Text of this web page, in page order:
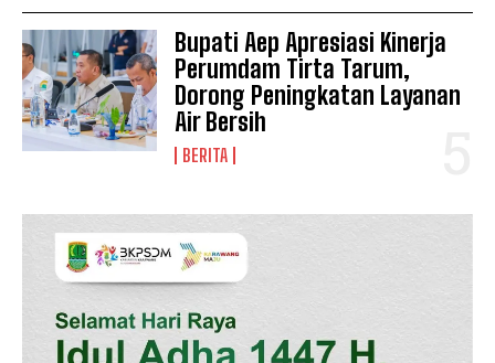
Pedoman Media Siber
Tentang Kami
Indeks Berita
Bupati Aep Apresiasi Kinerja
Perumdam Tirta Tarum,
Dorong Peningkatan Layanan
Air Bersih
BERITA